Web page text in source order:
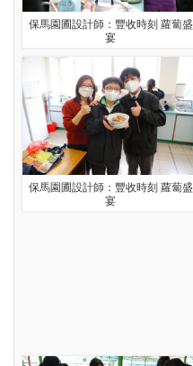
保馬園圃設計師：豐收時刻 蘿蔔盛
宴
保馬園圃設計師：豐收時刻 蘿蔔盛
宴